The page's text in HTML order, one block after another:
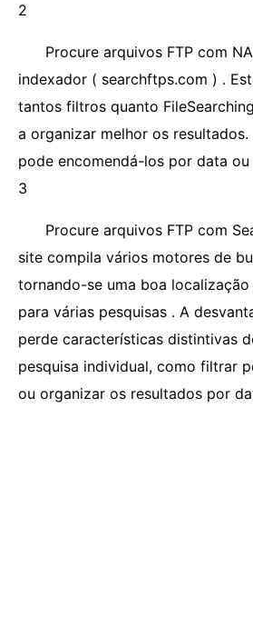
2
Procure arquivos FTP com
indexador ( searchftps.com ) .
tantos filtros quanto
a organizar melhor os
pode encomendá-los por data
3
Procure arquivos FTP com
site compila vários motores de
tornando-se uma boa localização
para várias pesquisas . A
perde características distintivas
pesquisa individual, como filtrar
ou organizar os resultados por